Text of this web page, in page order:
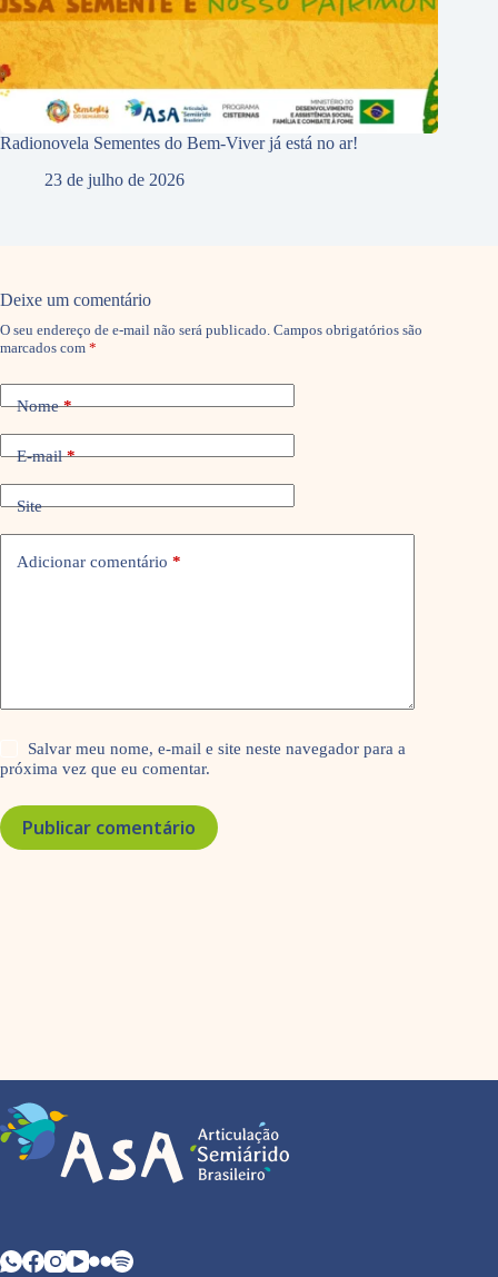
Radionovela Sementes do Bem-Viver já está no ar!
23 de julho de 2026
Deixe um comentário
O seu endereço de e-mail não será publicado. Campos obrigatórios são
marcados com *
Nome*
E-mail*
Site
Adicionar comentário *
Salvar meu nome, e-mail e site neste navegador para a
próxima vez que eu comentar.
Publicar comentário